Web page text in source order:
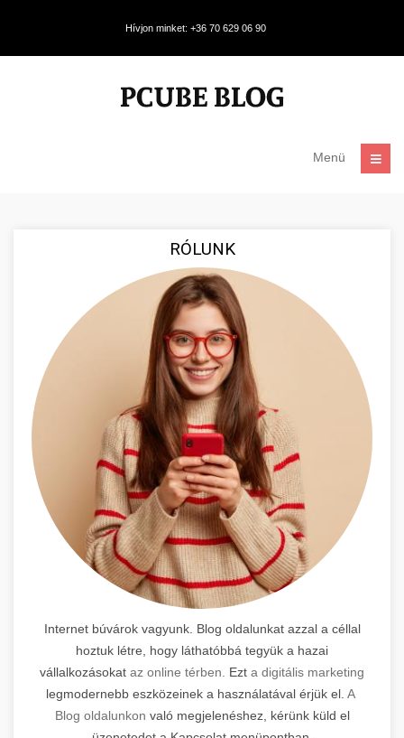
Hívjon minket: +36 70 629 06 90
Menü
RÓLUNK
Internet búvárok vagyunk. Blog oldalunkat azzal a céllal
hoztuk létre, hogy láthatóbbá tegyük a hazai
vállalkozásokat az online térben. Ezt a digitális marketing
legmodernebb eszközeinek a használatával érjük el. A
Blog oldalunkon való megjelenéshez, kérünk küld el